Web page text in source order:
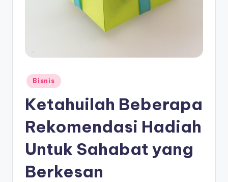
Posted
in
Bisnis
Ketahuilah Beberapa
Rekomendasi Hadiah
Untuk Sahabat yang
Berkesan